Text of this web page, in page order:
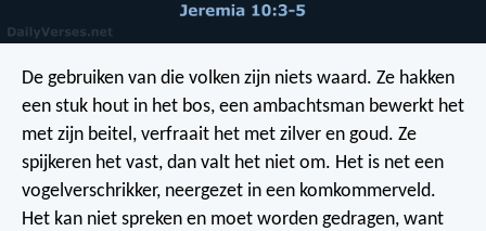
De gebruiken van die volken zijn niets waard. Ze hakken
een stuk hout in het bos, een ambachtsman bewerkt het
met zijn beitel, verfraait het met zilver en goud. Ze
spijkeren het vast, dan valt het niet om. Het is net een
vogelverschrikker, neergezet in een komkommerveld.
Het kan niet spreken en moet worden gedragen, want